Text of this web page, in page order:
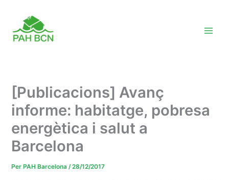
contingut
[Publicacions] Avanç
informe: habitatge, pobresa
energètica i salut a
Barcelona
Per PAH Barcelona/28/12/2017